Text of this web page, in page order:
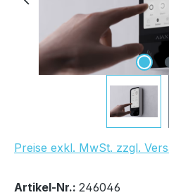
Preise exkl. MwSt. zzgl.
Bestand:8x
Sofort verfügbar,
Artikel-Nr.: 246046